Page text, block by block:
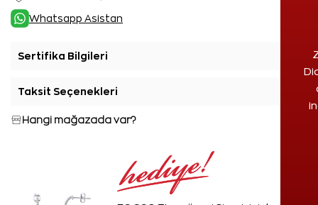
Whatsapp Asistan
Sertifika Bilgileri
Taksit Seçenekleri
Hangi mağazada var?